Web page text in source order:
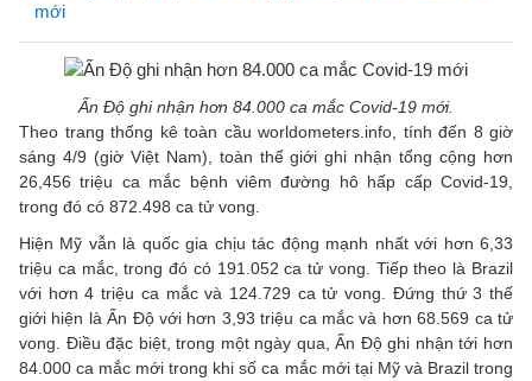
mới
Ấn Độ ghi nhận hơn 84.000 ca mắc Covid-19 mới.
Theo trang thống kê toàn cầu worldometers.info, tính đến 8 giờ
sáng 4/9 (giờ Việt Nam), toàn thế giới ghi nhận tổng cộng hơn
26,456 triệu ca mắc bệnh viêm đường hô hấp cấp Covid-19,
trong đó có 872.498 ca tử vong.
Hiện Mỹ vẫn là quốc gia chịu tác động mạnh nhất với hơn 6,33
triệu ca mắc, trong đó có 191.052 ca tử vong. Tiếp theo là Brazil
với hơn 4 triệu ca mắc và 124.729 ca tử vong. Đứng thứ 3 thế
giới hiện là Ấn Độ với hơn 3,93 triệu ca mắc và hơn 68.569 ca tử
vong. Điều đặc biệt, trong một ngày qua, Ấn Độ ghi nhận tới hơn
84.000 ca mắc mới trong khi số ca mắc mới tại Mỹ và Brazil trong